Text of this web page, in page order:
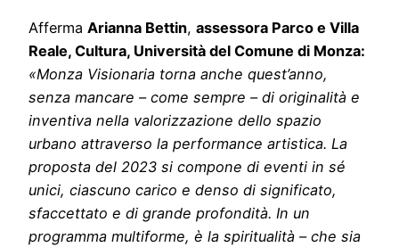
Afferma Arianna Bettin, assessora Parco e Villa
Reale, Cultura, Università del Comune di Monza:
«Monza Visionaria torna anche quest’anno,
senza mancare – come sempre – di originalità e
inventiva nella valorizzazione dello spazio
urbano attraverso la performance artistica. La
proposta del 2023 si compone di eventi in sé
unici, ciascuno carico e denso di significato,
sfaccettato e di grande profondità. In un
programma multiforme, è la spiritualità – che sia